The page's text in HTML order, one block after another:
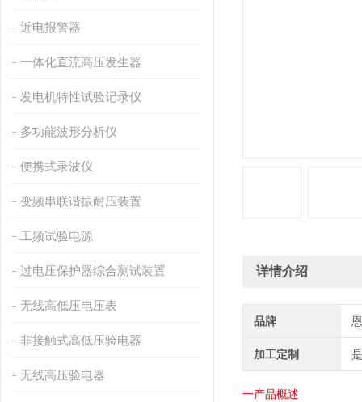
近电报警器
一体化直流高压发生器
发电机特性试验记录仪
多功能波形分析仪
便携式录波仪
变频串联谐振耐压装置
工频试验电源
过电压保护器综合测试装置
无线高低压电压表
非接触式高低压验电器
无线高压验电器
详情介绍
品牌
加工定制
一产品概述